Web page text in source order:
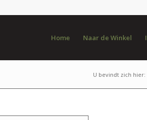
Home Naar de Winkel
U bevindt zich hier: